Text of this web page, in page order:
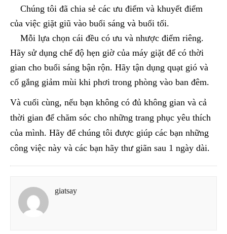
Chúng tôi đã chia sẻ các ưu điểm và khuyết điểm
của việc giặt giũ vào buổi sáng và buổi tối.
Mỗi lựa chọn cái đều có ưu và nhược điểm riêng.
Hãy sử dụng chế độ hẹn giờ của máy giặt để có thời
gian cho buổi sáng bận rộn. Hãy tận dụng quạt gió và
cố gắng giảm mùi khi phơi trong phòng vào ban đêm.
Và cuối cùng, nếu bạn không có đủ không gian và cả
thời gian để chăm sóc cho những trang phục yêu thích
của mình. Hãy để chúng tôi được giúp các bạn những
công việc này và các bạn hãy thư giãn sau 1 ngày dài.
giatsay